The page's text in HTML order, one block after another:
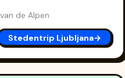
de Alpen
Stedentrip Ljubljana→